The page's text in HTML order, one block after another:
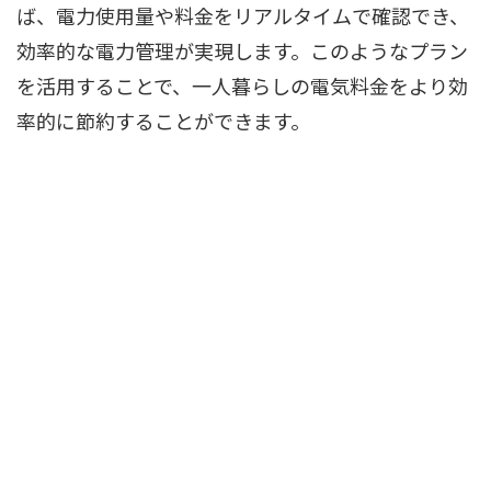
ば、電力使用量や料金をリアルタイムで確認でき、
効率的な電力管理が実現します。このようなプラン
を活用することで、一人暮らしの電気料金をより効
率的に節約することができます。